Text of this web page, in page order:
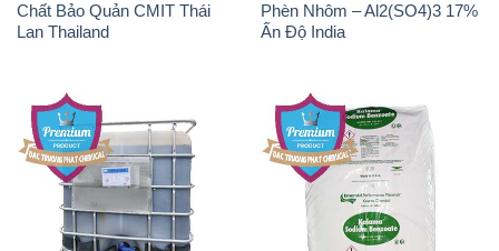
Chất Bảo Quản CMIT Thái
Lan Thailand
Phèn Nhôm – Al2(SO4)3 17%
Ấn Độ India